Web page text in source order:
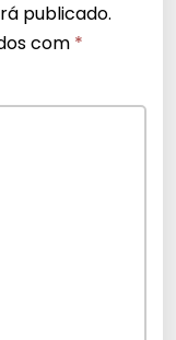
publicado.
com *